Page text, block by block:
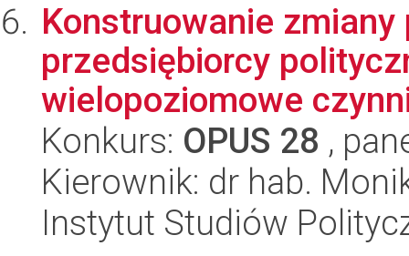
Konstruowanie
przedsiębiorcy
wielopoziomowe
Konkurs: OPUS 28 ,
Kierownik: dr hab.
Instytut Studiów